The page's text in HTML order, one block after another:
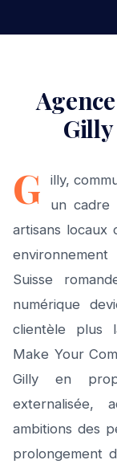
Gilly
G
illy,
un
artisans locaux
Suisse
numérique
clientèle plus
Make Your
Gilly en
externalisée,
ambitions des
prolongement